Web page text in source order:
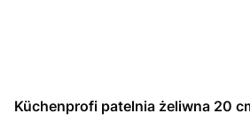
Küchenprofi patelnia żeliwna 20